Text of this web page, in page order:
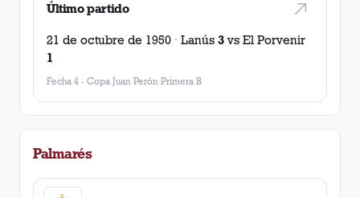
Último partido
21 de octubre de 1950 · Lanús 3vs El Porvenir
1
Fecha 4 - Copa Juan Perón Primera B
Palmarés